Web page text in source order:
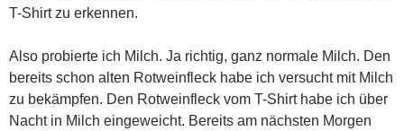
T-Shirt zu erkennen.
Also probierte ich Milch. Ja richtig, ganz normale Milch. Den
bereits schon alten Rotweinfleck habe ich versucht mit Milch
zu bekämpfen. Den Rotweinfleck vom T-Shirt habe ich über
Nacht in Milch eingeweicht. Bereits am nächsten Morgen